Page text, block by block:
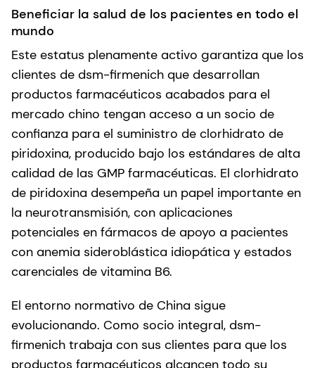
Beneficiar la salud de los pacientes en todo el
mundo
Este estatus plenamente activo garantiza que los
clientes de dsm-firmenich que desarrollan
productos farmacéuticos acabados para el
mercado chino tengan acceso a un socio de
confianza para el suministro de clorhidrato de
piridoxina, producido bajo los estándares de alta
calidad de las GMP farmacéuticas. El clorhidrato
de piridoxina desempeña un papel importante en
la neurotransmisión, con aplicaciones
potenciales en fármacos de apoyo a pacientes
con anemia sideroblástica idiopática y estados
carenciales de vitamina B6.
El entorno normativo de China sigue
evolucionando. Como socio integral, dsm-
firmenich trabaja con sus clientes para que los
productos farmacéuticos alcancen todo su